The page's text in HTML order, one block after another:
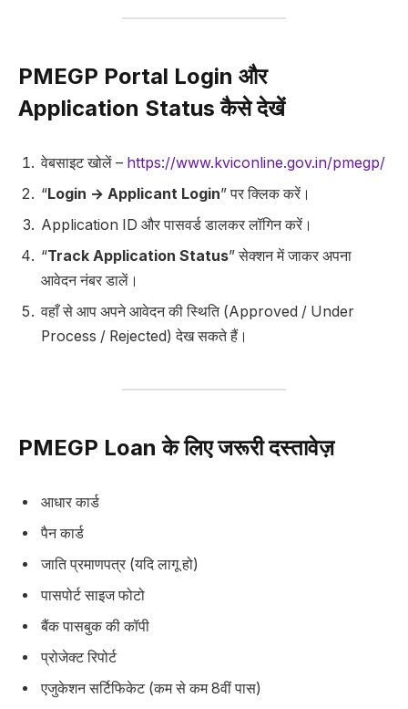
PMEGP Portal Login और
Application Status कैसे देखें
वेबसाइट खोलें – https://www.kviconline.gov.in/pmegp/
“Login → Applicant Login” पर क्लिक करें।
Application ID और पासवर्ड डालकर लॉगिन करें।
“Track Application Status” सेक्शन में जाकर अपना
आवेदन नंबर डालें।
वहाँ से आप अपने आवेदन की स्थिति (Approved / Under
Process / Rejected) देख सकते हैं।
PMEGP Loan के लिए जरूरी दस्तावेज़
आधार कार्ड
पैन कार्ड
जाति प्रमाणपत्र (यदि लागू हो)
पासपोर्ट साइज फोटो
बैंक पासबुक की कॉपी
प्रोजेक्ट रिपोर्ट
एजुकेशन सर्टिफिकेट (कम से कम 8वीं पास)